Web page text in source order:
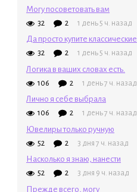
Могу посоветовать вам
32 2 1 день 5 ч. назад
Да просто купите классические
32 2 1 день 5 ч. назад
Логика в ваших словах есть.
106 2 1 день 7 ч. назад
Лично я себе выбрала
106 2 1 день 7 ч. назад
Ювелиры только ручную
52 2 3 дня 7 ч. назад
Насколько я знаю, нанести
52 2 3 дня 9 ч. назад
Прежде всего, могу